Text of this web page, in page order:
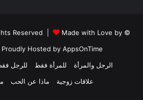
© Copyright 2026, All Rights Reserved |
Made with Love by
| Proudly Hosted by AppsOnTime
الرجل والمرأة
للمرأة فقط للرجل
علاقات زوجية
ماذا عن الحب